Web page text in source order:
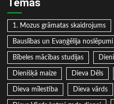
Tēmas
1. Mozus grāmatas skaidrojums
Bauslības un Evaņģēlija noslēpumi
Bībeles mācības studijas
Dienišķā maize Dieva Dēls
Dieva mīlestība Dieva vārds